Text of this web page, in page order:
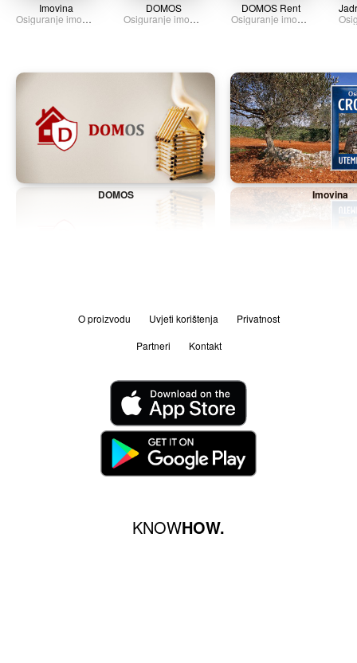
Imovina
Osiguranje imovine
DOMOS
Osiguranje imovine
DOMOS Rent
Osiguranje imovine
DOMOS Imovina
O proizvodu Uvjeti korištenja
Privatnost
Partneri
Kontakt
KNOWHOW.